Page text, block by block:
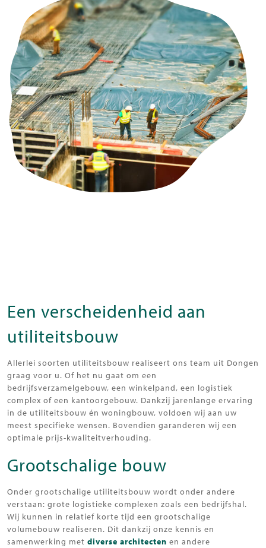
Een verscheidenheid aan
utiliteitsbouw
Allerlei soorten utiliteitsbouw realiseert ons team uit Dongen
graag voor u. Of het nu gaat om een
bedrijfsverzamelgebouw, een winkelpand, een logistiek
complex of een kantoorgebouw. Dankzij jarenlange ervaring
in de utiliteitsbouw én woningbouw, voldoen wij aan uw
meest specifieke wensen. Bovendien garanderen wij een
optimale prijs-kwaliteitverhouding.
Grootschalige bouw
Onder grootschalige utiliteitsbouw wordt onder andere
verstaan: grote logistieke complexen zoals een bedrijfshal.
Wij kunnen in relatief korte tijd een grootschalige
volumebouw realiseren. Dit dankzij onze kennis en
samenwerking met diverse architecten en andere